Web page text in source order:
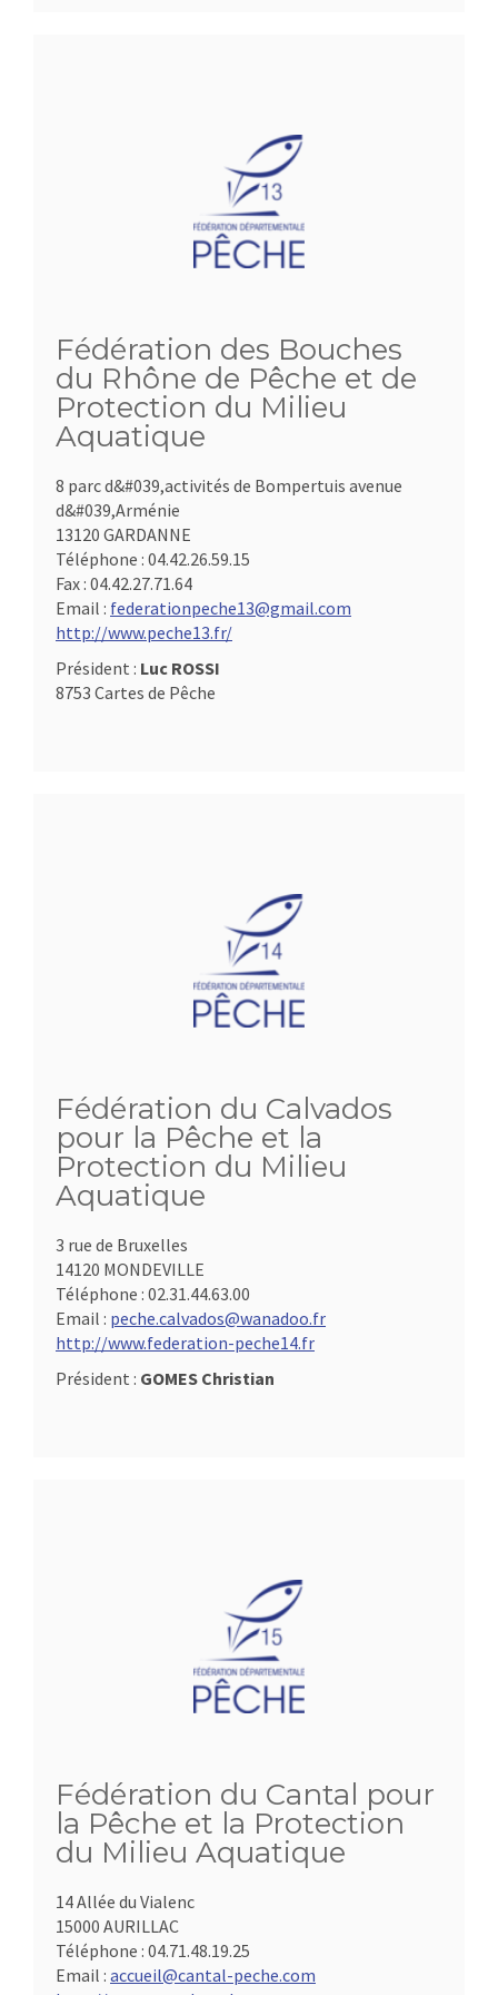
Fédération des Bouches
du Rhône de Pêche et de
Protection du Milieu
Aquatique
8 parc d&#039,activités de Bompertuis avenue
d&#039,Arménie
13120 GARDANNE
Téléphone : 04.42.26.59.15
Fax : 04.42.27.71.64
Email : federationpeche13@gmail.com
http://www.peche13.fr/
Président : Luc ROSSI
8753 Cartes de Pêche
Fédération du Calvados
pour la Pêche et la
Protection du Milieu
Aquatique
3 rue de Bruxelles
14120 MONDEVILLE
Téléphone : 02.31.44.63.00
Email : peche.calvados@wanadoo.fr
http://www.federation-peche14.fr
Président : GOMES Christian
Fédération du Cantal pour
la Pêche et la Protection
du Milieu Aquatique
14 Allée du Vialenc
15000 AURILLAC
Téléphone : 04.71.48.19.25
Email : accueil@cantal-peche.com